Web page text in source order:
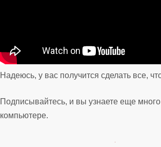
Надеюсь, у вас получится сделать все,
Подписывайтесь, и вы узнаете еще
компьютере.